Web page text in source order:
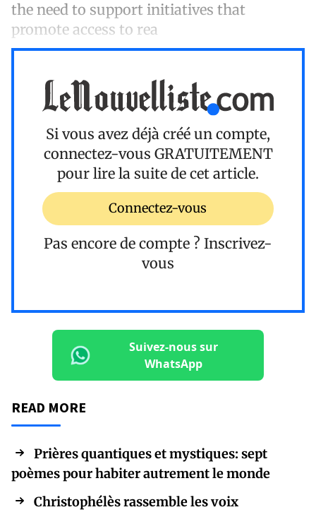
the need to support initiatives that
promote access to rea
Si vous avez déjà créé un compte,
connectez-vous GRATUITEMENT
pour lire la suite de cet article.
Connectez-vous
Pas encore de compte ? Inscrivez-
vous
Suivez-nous sur
WhatsApp
READ MORE
Prières quantiques et mystiques: sept
poèmes pour habiter autrement le monde
Christophélès rassemble les voix